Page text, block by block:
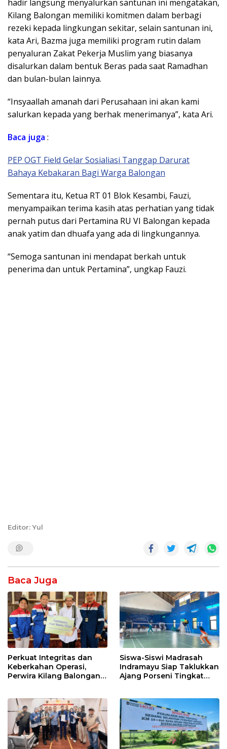
hadir langsung menyalurkan santunan ini mengatakan,
Kilang Balongan memiliki komitmen dalam berbagi
rezeki kepada lingkungan sekitar, selain santunan ini,
kata Ari, Bazma juga memiliki program rutin dalam
penyaluran Zakat Pekerja Muslim yang biasanya
disalurkan dalam bentuk Beras pada saat Ramadhan
dan bulan-bulan lainnya.
“Insyaallah amanah dari Perusahaan ini akan kami
salurkan kepada yang berhak menerimanya”, kata Ari.
Baca juga :
PEP OGT Field Gelar Sosialiasi Tanggap Darurat
Bahaya Kebakaran Bagi Warga Balongan
Sementara itu, Ketua RT 01 Blok Kesambi, Fauzi,
menyampaikan terima kasih atas perhatian yang tidak
pernah putus dari Pertamina RU VI Balongan kepada
anak yatim dan dhuafa yang ada di lingkungannya.
“Semoga santunan ini mendapat berkah untuk
penerima dan untuk Pertamina”, ungkap Fauzi.
Editor: Yul
Baca Juga
Perkuat Integritas dan
Keberkahan Operasi,
Perwira Kilang Balongan
Siswa-Siswi Madrasah
Indramayu Siap Taklukkan
Ajang Porseni Tingkat